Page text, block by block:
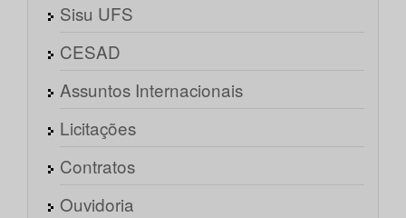
Sisu UFS
CESAD
Assuntos Internacionais
Licitações
Contratos
Ouvidoria